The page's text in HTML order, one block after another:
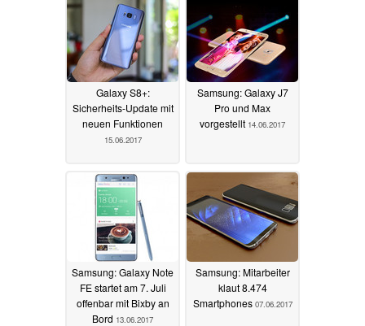
Galaxy S8+:
Sicherheits-Update mit
neuen Funktionen
15.06.2017
Samsung: Galaxy J7
Pro und Max
vorgestellt 14.06.2017
Samsung: Galaxy Note
FE startet am 7. Juli
offenbar mit Bixby an
Bord 13.06.2017
Samsung: Mitarbeiter
klaut 8.474
Smartphones 07.06.2017